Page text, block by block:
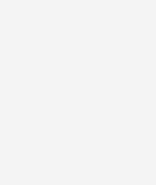
das neue
beschlossen wurde
sieht unter anderem
0,2 Cent/kWh nicht
ein Hemmnis für den